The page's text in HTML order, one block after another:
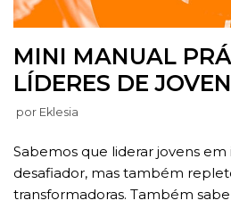
MINI MANUAL
LÍDERES DE
por Eklesia
Sabemos que liderar jovens
desafiador, mas também
transformadoras. Também